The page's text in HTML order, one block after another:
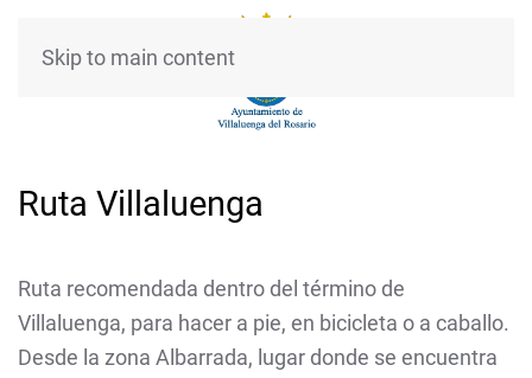
Skip to main content
Ruta Villaluenga
Ruta recomendada dentro del término de
Villaluenga, para hacer a pie, en bicicleta o a caballo.
Desde la zona Albarrada, lugar donde se encuentra